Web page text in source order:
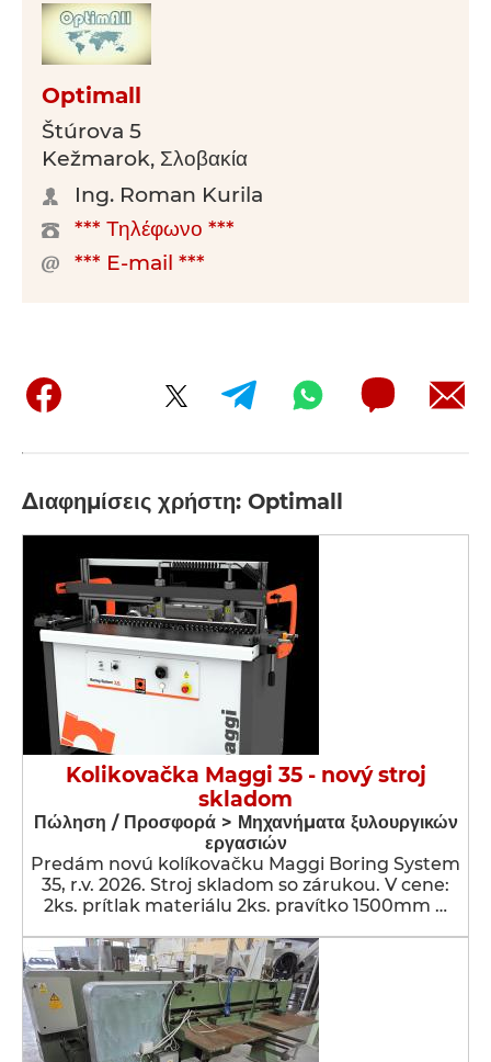
Optimall
Štúrova 5
Kežmarok, Σλοβακία
Ing. Roman Kurila
*** Τηλέφωνο ***
*** E-mail ***
Διαφημίσεις χρήστη: Optimall
Kolikovačka Maggi 35 - nový stroj
skladom
Πώληση / Προσφορά > Μηχανήματα ξυλουργικών
εργασιών
Predám novú kolíkovačku Maggi Boring System
35, r.v. 2026. Stroj skladom so zárukou. V cene:
2ks. prítlak materiálu 2ks. pravítko 1500mm …